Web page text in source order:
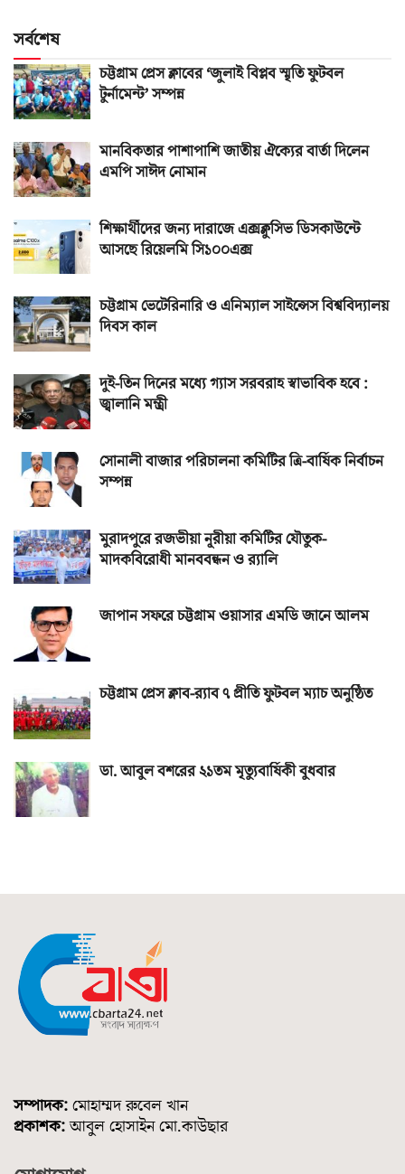
সর্বশেষ
চট্টগ্রাম প্রেস ক্লাবের ‘জুলাই বিপ্লব স্মৃতি ফুটবল
টুর্নামেন্ট’ সম্পন্ন
মানবিকতার পাশাপাশি জাতীয় ঐক্যের বার্তা দিলেন
এমপি সাঈদ নোমান
শিক্ষার্থীদের জন্য দারাজে এক্সক্লুসিভ ডিসকাউন্টে
আসছে রিয়েলমি সি১০০এক্স
চট্টগ্রাম ভেটেরিনারি ও এনিম্যাল সাইন্সেস বিশ্ববিদ্যালয়
দিবস কাল
দুই-তিন দিনের মধ্যে গ্যাস সরবরাহ স্বাভাবিক হবে :
জ্বালানি মন্ত্রী
সোনালী বাজার পরিচালনা কমিটির ত্রি-বার্ষিক নির্বাচন
সম্পন্ন
মুরাদপুরে রজভীয়া নূরীয়া কমিটির যৌতুক-
মাদকবিরোধী মানববন্ধন ও র‌্যালি
জাপান সফরে চট্টগ্রাম ওয়াসার এমডি জানে আলম
চট্টগ্রাম প্রেস ক্লাব-র‌্যাব ৭ প্রীতি ফুটবল ম্যাচ অনুষ্ঠিত
ডা. আবুল বশরের ২১তম মৃত্যুবার্ষিকী বুধবার
সম্পাদক: মোহাম্মদ রুবেল খান
প্রকাশক:আবুল হোসাইন মো.কাউছার